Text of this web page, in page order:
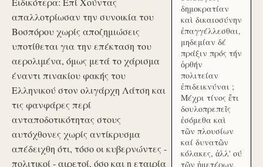
απαλλοτρίωσαν την συνοικία του
Βοσπόρου χωρίς αποζημιώσεις
υποτίθεται για την επέκταση του
αερολιμένα, όμως μετά το χάρισμα
έναντι πινακίου φακής του
Ελληνικού στον ολιγάρχη Λάτση και
τις φανφάρες περί
ανταποδοτικότητας στους
αυτόχθονες χωρίς αντίκρυσμα
απέδειχθη ότι, τόσο οι κυβερνώντες -
πολιτικοί - αιρετοί, όσο και η εταιρία
δημοκρατίαν
καὶ δικαιοσύνην
ἐπαγγέλλεσθαι,
μηδεμίαν δέ
πράξιν πρός τήν
ὀρθήν
πολιτείαν
ἐπιδεικνύναι ;
Μέχρι τίνος ἔτι
δουλοπρεπεῖς
ἐσόμεθα καὶ
τῶν πλουσίων
καί δυνατῶν
κόλακες, ἀλλ' ού
τῶν ἡμετέρων